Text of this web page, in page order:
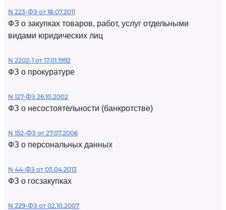
N 223-ФЗ от 18.07.2011
ФЗ о закупках товаров, работ, услуг отдельными
видами юридических лиц
N 2202-1 от 17.01.1992
ФЗ о прокуратуре
N 127-ФЗ 26.10.2002
ФЗ о несостоятельности (банкротстве)
N 152-ФЗ от 27.07.2006
ФЗ о персональных данных
N 44-ФЗ от 05.04.2013
ФЗ о госзакупках
N 229-ФЗ от 02.10.2007